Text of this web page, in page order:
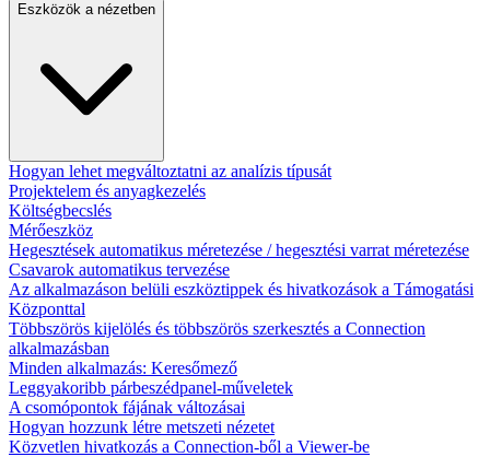
Eszközök a nézetben
Hogyan lehet megváltoztatni az analízis típusát
Projektelem és anyagkezelés
Költségbecslés
Mérőeszköz
Hegesztések automatikus méretezése / hegesztési varrat méretezése
Csavarok automatikus tervezése
Az alkalmazáson belüli eszköztippek és hivatkozások a Támogatási
Központtal
Többszörös kijelölés és többszörös szerkesztés a Connection
alkalmazásban
Minden alkalmazás: Keresőmező
Leggyakoribb párbeszédpanel-műveletek​
A csomópontok fájának változásai
Hogyan hozzunk létre metszeti nézetet
Közvetlen hivatkozás a Connection-ből a Viewer-be